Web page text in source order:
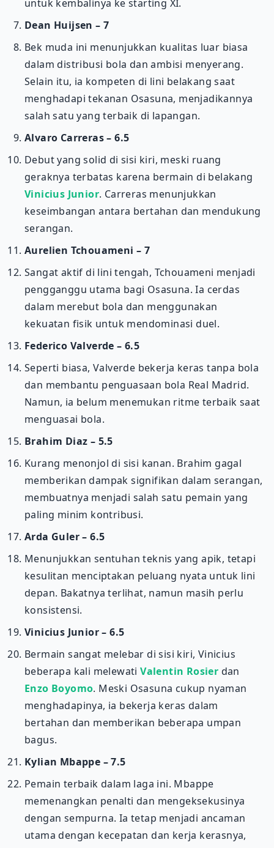
untuk kembalinya ke starting XI.
Dean Huijsen – 7
Bek muda ini menunjukkan kualitas luar biasa
dalam distribusi bola dan ambisi menyerang.
Selain itu, ia kompeten di lini belakang saat
menghadapi tekanan Osasuna, menjadikannya
salah satu yang terbaik di lapangan.
Alvaro Carreras – 6.5
Debut yang solid di sisi kiri, meski ruang
geraknya terbatas karena bermain di belakang
Vinicius Junior. Carreras menunjukkan
keseimbangan antara bertahan dan mendukung
serangan.
Aurelien Tchouameni – 7
Sangat aktif di lini tengah, Tchouameni menjadi
pengganggu utama bagi Osasuna. Ia cerdas
dalam merebut bola dan menggunakan
kekuatan fisik untuk mendominasi duel.
Federico Valverde – 6.5
Seperti biasa, Valverde bekerja keras tanpa bola
dan membantu penguasaan bola Real Madrid.
Namun, ia belum menemukan ritme terbaik saat
menguasai bola.
Brahim Diaz – 5.5
Kurang menonjol di sisi kanan. Brahim gagal
memberikan dampak signifikan dalam serangan,
membuatnya menjadi salah satu pemain yang
paling minim kontribusi.
Arda Guler – 6.5
Menunjukkan sentuhan teknis yang apik, tetapi
kesulitan menciptakan peluang nyata untuk lini
depan. Bakatnya terlihat, namun masih perlu
konsistensi.
Vinicius Junior – 6.5
Bermain sangat melebar di sisi kiri, Vinicius
beberapa kali melewatiValentin Rosier dan
Enzo Boyomo. Meski Osasuna cukup nyaman
menghadapinya, ia bekerja keras dalam
bertahan dan memberikan beberapa umpan
bagus.
Kylian Mbappe – 7.5
Pemain terbaik dalam laga ini. Mbappe
memenangkan penalti dan mengeksekusinya
dengan sempurna. Ia tetap menjadi ancaman
utama dengan kecepatan dan kerja kerasnya,